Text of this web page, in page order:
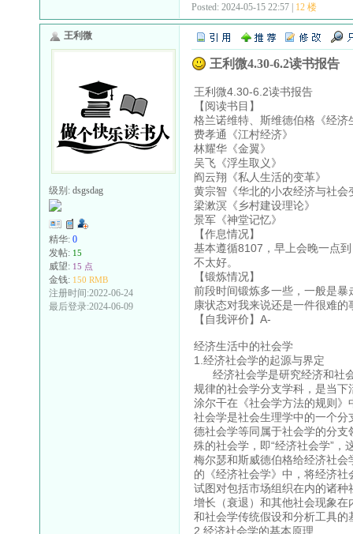
Posted: 2024-05-15 22:57 | 12 楼
王利微
级别: dsgsdag
精华: 0
发帖: 15
威望: 15 点
金钱: 150 RMB
注册时间:2022-06-24
最后登录:2024-06-09
王利微4.30-6.2读书报告
王利微4.30-6.2读书报告
【阅读书目】
格兰诺维特、斯维德伯格《经济
费孝通《江村经济》
林耀华《金翼》
吴飞《浮生取义》
阎云翔《私人生活的变革》
黄宗智《华北的小农经济与社会
梁漱溟《乡村建设理论》
景军《神堂记忆》
【作息情况】
基本遵循8107，早上会晚一点
不太好。
【锻炼情况】
前段时间锻炼多一些，一般是
康状态对我来说还是一件很难的
【自我评价】A-
经济生活中的社会学
1.经济社会学的起源与界定
经济社会学是研究经济和社会
规律的社会学分支学科，是当
涂尔干在《社会学方法的规则
社会学是社会生理学中的一个
德社会学等同属于社会学的分
殊的社会学，即“经济社会学”，
梅尔瑟和斯威德伯格给经济社
的《经济社会学》中，将经济
试图对包括市场组织在内的诸
增长（衰退）和其他社会现象
和社会学传统假设和分析工具
2.经济社会学的基本原理